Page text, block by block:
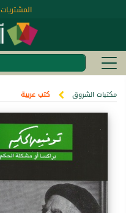
المشتريات
مكتبات الشروق كتب عربية